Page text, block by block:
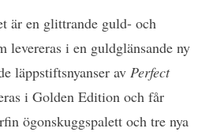
är en glittrande guld- och
levereras i en guldglänsande ny
läppstiftsnyanser av Perfect
i Golden Edition och får
ögonskuggspalett och tre nya